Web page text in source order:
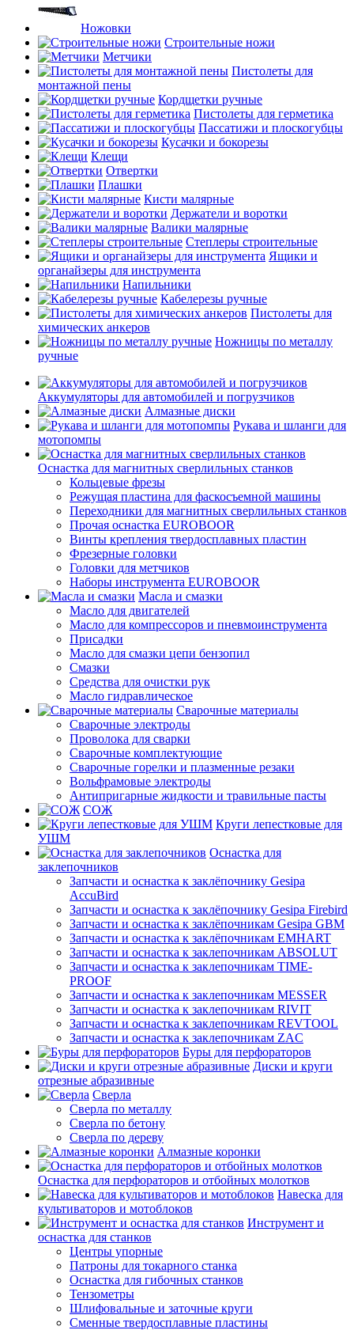
Ножовки
Строительные ножи
Метчики
Пистолеты для
монтажной пены
Кордщетки ручные
Пистолеты для герметика
Пассатижи и плоскогубцы
Кусачки и бокорезы
Клещи
Отвертки
Плашки
Кисти малярные
Держатели и воротки
Валики малярные
Степлеры строительные
Ящики и
органайзеры для инструмента
Напильники
Кабелерезы ручные
Пистолеты для
химических анкеров
Ножницы по металлу
ручные
Аккумуляторы для автомобилей и погрузчиков
Алмазные диски
Рукава и шланги для
мотопомпы
Оснастка для магнитных сверлильных станков
Кольцевые фрезы
Режущая пластина для фаскосъемной машины
Переходники для магнитных сверлильных станков
Прочая оснастка EUROBOOR
Винты крепления твердосплавных пластин
Фрезерные головки
Головки для метчиков
Наборы инструмента EUROBOOR
Масла и смазки
Масло для двигателей
Масло для компрессоров и пневмоинструмента
Присадки
Масло для смазки цепи бензопил
Смазки
Средства для очистки рук
Масло гидравлическое
Сварочные материалы
Сварочные электроды
Проволока для сварки
Сварочные комплектующие
Сварочные горелки и плазменные резаки
Вольфрамовые электроды
Антипригарные жидкости и травильные пасты
СОЖ
Круги лепестковые для
УШМ
Оснастка для
заклепочников
Запчасти и оснастка к заклёпочнику Gesipa
AccuBird
Запчасти и оснастка к заклёпочнику Gesipa Firebird
Запчасти и оснастка к заклёпочникам Gesipa GBM
Запчасти и оснастка к заклёпочникам EMHART
Запчасти и оснастка к заклепочникам ABSOLUT
Запчасти и оснастка к заклепочникам TIME-
PROOF
Запчасти и оснастка к заклепочникам MESSER
Запчасти и оснастка к заклепочникам RIVIT
Запчасти и оснастка к заклепочникам REVTOOL
Запчасти и оснастка к заклепочникам ZAC
Буры для перфораторов
Диски и круги
отрезные абразивные
Сверла
Сверла по металлу
Сверла по бетону
Сверла по дереву
Алмазные коронки
Оснастка для перфораторов и отбойных молотков
Навеска для
культиваторов и мотоблоков
Инструмент и
оснастка для станков
Центры упорные
Патроны для токарного станка
Оснастка для гибочных станков
Тензометры
Шлифовальные и заточные круги
Сменные твердосплавные пластины